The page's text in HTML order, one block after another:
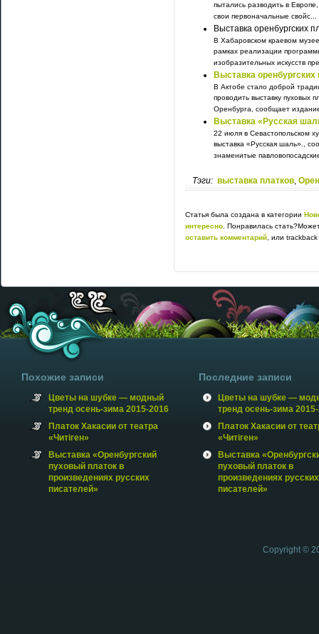
пытались разводить в
свои первоначальные свойс...
Выставка оренбургских
В Хабаровском краевом
рамках реализации
изобразительных искусств
Выставка оренбургских
В Актобе стало доброй
проводить выставку пуховых
Оренбурга, сообщает
Выставка «Русская
22 июля в Севастопольском
выставка «Русская шаль».,
знаменитые
Тэги: выставка платков,
Статья была создана в категории
интересно . Понравилась
оставить комментарий , или
Похожие записи
Цветы на шубке — модный
тренд осень-зима 2015-2016
Платок Хакасии от театра
«Читiген»
Выставка «Оренбургский
пуховый платок в
произведениях русских
писателей»
Последние записи
Цветы на шубке —
тренд осень-зима
Платок Хакасии от
«Читiген»
Выставка
пуховый платок в
произведениях русских
писателей»
Copyright ©